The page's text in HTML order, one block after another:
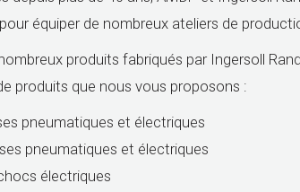
équiper de nombreux ateliers de
produits fabriqués par Ingersoll
produits que nous vous proposons :
pneumatiques et électriques
pneumatiques et électriques
électriques